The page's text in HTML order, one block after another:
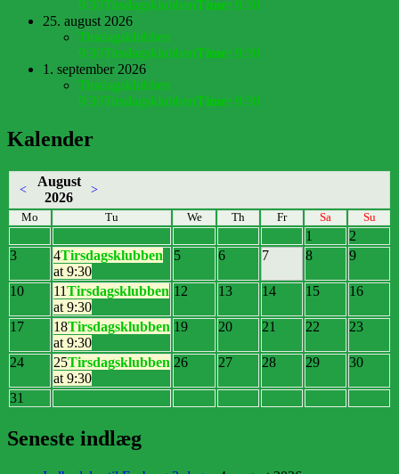
9:30TirsdagsklubbenTime: 9:30
25. august 2026
Tirsdagsklubben
9:30TirsdagsklubbenTime: 9:30
1. september 2026
Tirsdagsklubben
9:30TirsdagsklubbenTime: 9:30
Kalender
<
August
2026
>
Mo Tu We Th Fr Sa Su
1
2
3
4Tirsdagsklubben
at 9:30
5 6 7 8 9
10 11Tirsdagsklubben
at 9:30
12 13 14 15 16
17 18Tirsdagsklubben
at 9:30
19 20 21 22 23
24 25Tirsdagsklubben
at 9:30
26 27 28 29 30
31
Seneste indlæg